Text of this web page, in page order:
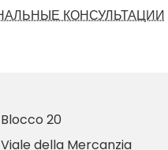
КОНСУЛЬТАЦИИ
Blocco 20
Viale della Mercanzia